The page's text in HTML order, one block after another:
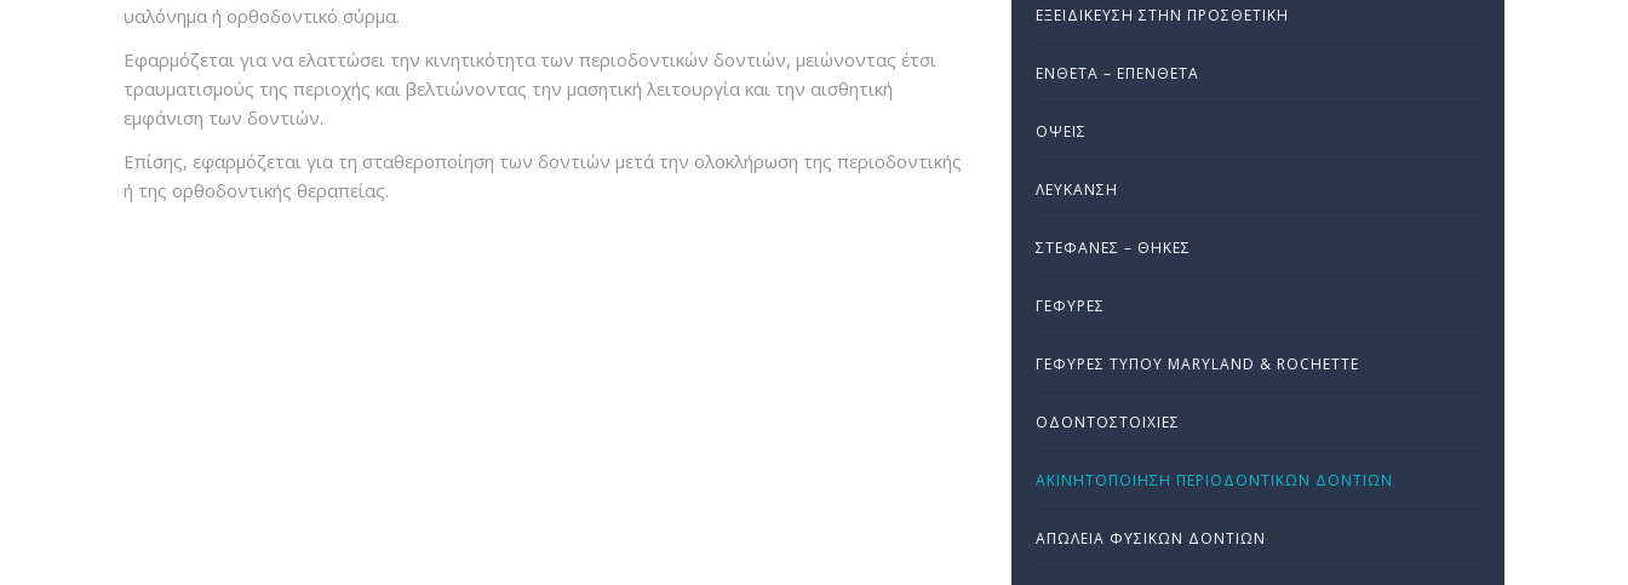
υαλόνημα ή ορθοδοντικό σύρμα.
Εφαρμόζεται για να ελαττώσει την κινητικότητα των περιοδοντικών δοντιών, μειώνοντας έτσι
τραυματισμούς της περιοχής και βελτιώνοντας την μασητική λειτουργία και την αισθητική
εμφάνιση των δοντιών.
Επίσης, εφαρμόζεται για τη σταθεροποίηση των δοντιών μετά την ολοκλήρωση της περιοδοντικής
ή της ορθοδοντικής θεραπείας.
ΕΞΕΙΔΊΚΕΥΣΗ ΣΤΗΝ ΠΡΟΣΘΕΤΙΚΉ
ΈΝΘΕΤΑ – ΕΠΈΝΘΕΤΑ
ΌΨΕΙΣ
ΛΕΎΚΑΝΣΗ
ΣΤΕΦΆΝΕΣ – ΘΉΚΕΣ
ΓΈΦΥΡΕΣ
ΓΈΦΥΡΕΣ ΤΎΠΟΥ MARYLAND & ROCHETTE
ΟΔΟΝΤΟΣΤΟΙΧΊΕΣ
ΑΚΙΝΗΤΟΠΟΊΗΣΗ ΠΕΡΙΟΔΟΝΤΙΚΏΝ ΔΟΝΤΙΏΝ
ΑΠΏΛΕΙΑ ΦΥΣΙΚΏΝ ΔΟΝΤΙΏΝ